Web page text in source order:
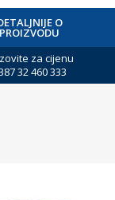
O
PROIZVODU
za cijenu
32 460 333